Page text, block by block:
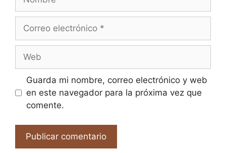
Correo
Web
Guarda mi nombre, correo electrónico y web
en este navegador para la próxima vez que
comente.